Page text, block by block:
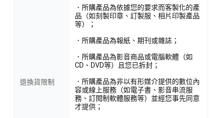
退換貨限制
．所購產品為依據您的要求而客製化的產
品（如刻製印章、訂製服、相片印製產品
等）；
．所購產品為報紙、期刊或雜誌；
．所購產品為影音商品或電腦軟體（如
CD、DVD等）且您已拆封；
．所購產品為非以有形媒介提供的數位內
容或線上服務（如電子書、影音串流服
務、訂閱制軟體服務等）並經您事先同意
才提供；